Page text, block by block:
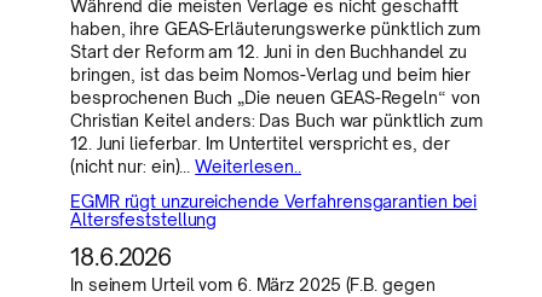
Während die meisten Verlage es nicht geschafft
haben, ihre GEAS-Erläuterungswerke pünktlich zum
Start der Reform am 12. Juni in den Buchhandel zu
bringen, ist das beim Nomos-Verlag und beim hier
besprochenen Buch „Die neuen GEAS-Regeln“ von
Christian Keitel anders: Das Buch war pünktlich zum
12. Juni lieferbar. Im Untertitel verspricht es, der
(nicht nur: ein)…Weiterlesen..
EGMR rügt unzureichende Verfahrensgarantien bei
Altersfeststellung
18.6.2026
In seinem Urteil vom 6. März 2025 (F.B. gegen